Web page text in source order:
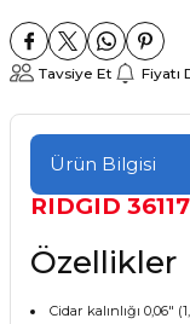
Tavsiye Et Fiyatı
Ürün Bilgisi
RIDGID
Özellikler
Cidar kalınlığı